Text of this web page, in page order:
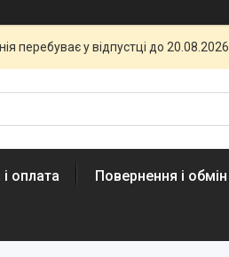
перебуває у відпустці до 20.08.2026.
оплата Повернення і обмін